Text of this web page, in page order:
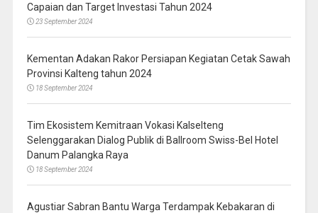
Capaian dan Target Investasi Tahun 2024
23 September 2024
Kementan Adakan Rakor Persiapan Kegiatan Cetak Sawah
Provinsi Kalteng tahun 2024
18 September 2024
Tim Ekosistem Kemitraan Vokasi Kalselteng
Selenggarakan Dialog Publik di Ballroom Swiss-Bel Hotel
Danum Palangka Raya
18 September 2024
Agustiar Sabran Bantu Warga Terdampak Kebakaran di